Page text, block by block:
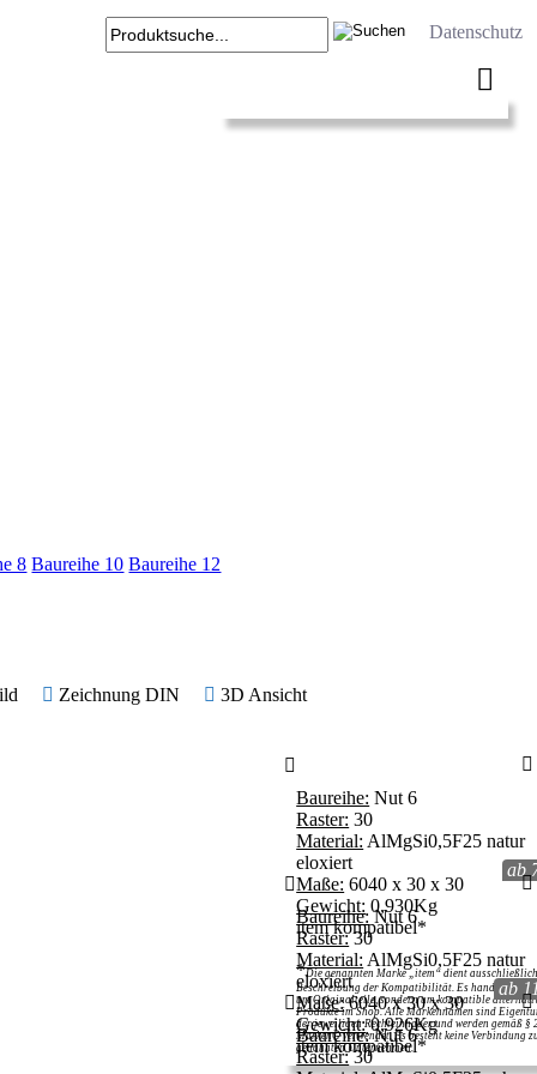
Datenschutz
8 Baureihe 10 Baureihe 12
Zeichnung DIN 3D Ansicht
ab
Baureihe: Nut 6
Raster: 30
Material: AlMgSi0,5F25 natur
eloxiert
Maße: 6040 x 30 x 30
Gewicht: 0,930Kg
item kompatibel*
*Die genannten Marke „item“ dient
Beschreibung der Kompatibilität. Es handelt sich
um Originalteile, sondern um kompatible
Produkte im Shop. Alle Markennamen sind
der jeweiligen Rechteinhaber und werden gemäß §
MarkenG verwendet. Es besteht keine Verbindung
genannten Unternehmen.
ab
Baureihe:Nut 6
Raster:30
Material: AlMgSi0,5F25 natur
eloxiert
Maße:6040 x 30 x 30
Gewicht:0,926Kg
item kompatibel*
Baureihe:Nut 6
Raster:30